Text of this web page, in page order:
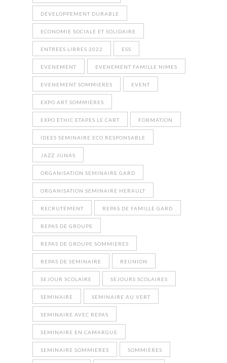
DÉVELOPPEMENT DURABLE
ECONOMIE SOCIALE ET SOLIDAIRE
ENTREES LIBRES 2022 ESS
EVENEMENT EVENEMENT FAMILLE NIMES
EVENEMENT SOMMIERES EVENT
EXPO ART SOMMIÈRES
EXPO ETHIC ETAPES LE CART FORMATION
IDEES SEMINAIRE ECO RESPONSABLE
JAZZ JUNAS
ORGANISATION SEMINAIRE GARD
ORGANISATION SEMINAIRE HERAULT
RECRUTEMENT REPAS DE FAMILLE GARD
REPAS DE GROUPE
REPAS DE GROUPE SOMMIERES
REPAS DE SEMINAIRE REUNION
SEJOUR SCOLAIRE SEJOURS SCOLAIRES
SEMINAIRE SEMINAIRE AU VERT
SEMINAIRE AVEC REPAS
SEMINAIRE EN CAMARGUE
SEMINAIRE SOMMIERES SOMMIÈRES